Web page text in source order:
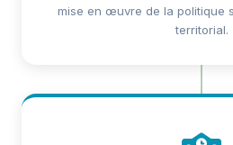
mise en œuvre de la politique
territorial.